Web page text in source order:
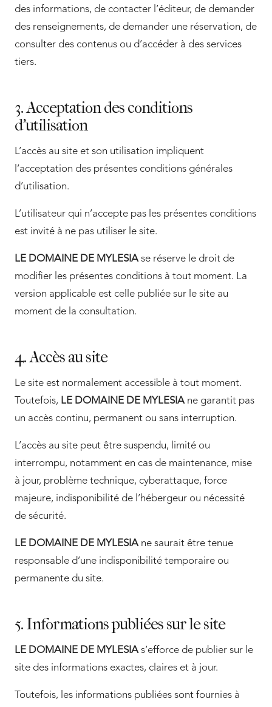
des informations, de contacter l’éditeur, de demander
des renseignements, de demander une réservation, de
consulter des contenus ou d’accéder à des services
tiers.
3. Acceptation des conditions
d’utilisation
L’accès au site et son utilisation impliquent
l’acceptation des présentes conditions générales
d’utilisation.
L’utilisateur qui n’accepte pas les présentes conditions
est invité à ne pas utiliser le site.
LE DOMAINE DE MYLESIAse réserve le droit de
modifier les présentes conditions à tout moment. La
version applicable est celle publiée sur le site au
moment de la consultation.
4. Accès au site
Le site est normalement accessible à tout moment.
Toutefois, LE DOMAINE DE MYLESIAne garantit pas
un accès continu, permanent ou sans interruption.
L’accès au site peut être suspendu, limité ou
interrompu, notamment en cas de maintenance, mise
à jour, problème technique, cyberattaque, force
majeure, indisponibilité de l’hébergeur ou nécessité
de sécurité.
LE DOMAINE DE MYLESIAne saurait être tenue
responsable d’une indisponibilité temporaire ou
permanente du site.
5. Informations publiées sur le site
LE DOMAINE DE MYLESIAs’efforce de publier sur le
site des informations exactes, claires et à jour.
Toutefois, les informations publiées sont fournies à